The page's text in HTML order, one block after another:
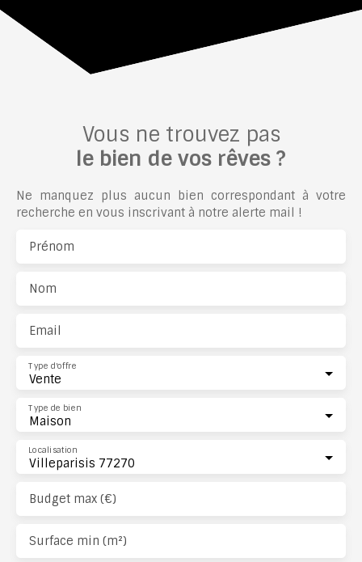
Vous ne trouvez pas
le bien de vos rêves ?
Ne manquez plus aucun bien correspondant à votre
recherche en vous inscrivant à notre alerte mail !
Prénom
Nom
Email
Vente
Type d'offre
Maison
Type de bien
Villeparisis 77270
Localisation
Budget max (€)
Surface min (m²)